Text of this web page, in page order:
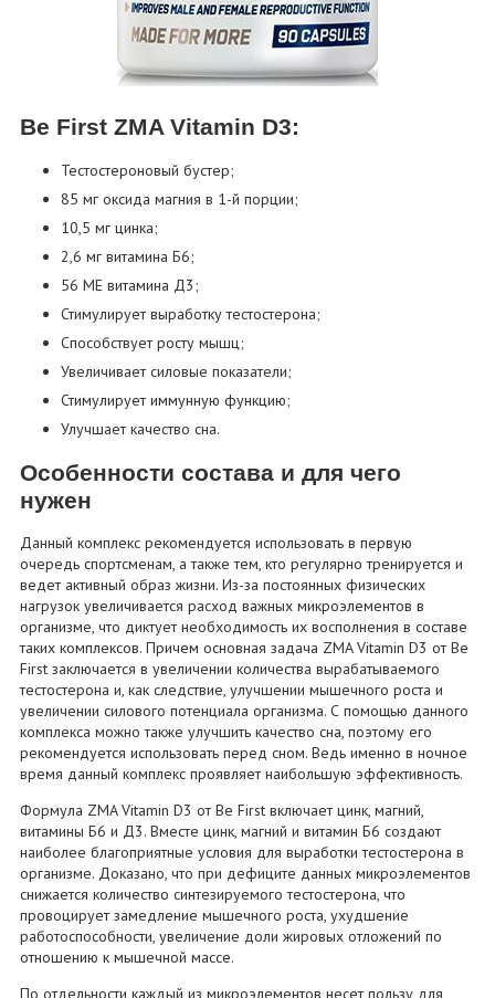
Be First ZMA Vitamin D3:
Тестостероновый бустер;
85 мг оксида магния в 1-й порции;
10,5 мг цинка;
2,6 мг витамина Б6;
56 МЕ витамина Д3;
Стимулирует выработку тестостерона;
Способствует росту мышц;
Увеличивает силовые показатели;
Стимулирует иммунную функцию;
Улучшает качество сна.
Особенности состава и для чего
нужен
Данный комплекс рекомендуется использовать в первую
очередь спортсменам, а также тем, кто регулярно тренируется и
ведет активный образ жизни. Из-за постоянных физических
нагрузок увеличивается расход важных микроэлементов в
организме, что диктует необходимость их восполнения в составе
таких комплексов. Причем основная задача ZMA Vitamin D3 от Be
First заключается в увеличении количества вырабатываемого
тестостерона и, как следствие, улучшении мышечного роста и
увеличении силового потенциала организма. С помощью данного
комплекса можно также улучшить качество сна, поэтому его
рекомендуется использовать перед сном. Ведь именно в ночное
время данный комплекс проявляет наибольшую эффективность.
Формула ZMA Vitamin D3 от Be First включает цинк, магний,
витамины Б6 и Д3. Вместе цинк, магний и витамин Б6 создают
наиболее благоприятные условия для выработки тестостерона в
организме. Доказано, что при дефиците данных микроэлементов
снижается количество синтезируемого тестостерона, что
провоцирует замедление мышечного роста, ухудшение
работоспособности, увеличение доли жировых отложений по
отношению к мышечной массе.